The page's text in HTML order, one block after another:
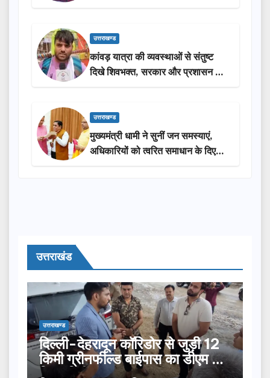
लोगों की भागीदारी…
उत्तराखण्ड
कांवड़ यात्रा की व्यवस्थाओं से संतुष्ट
दिखे शिवभक्त, सरकार और प्रशासन की
सराहना…
उत्तराखण्ड
मुख्यमंत्री धामी ने सुनीं जन समस्याएं,
अधिकारियों को त्वरित समाधान के दिए
निर्देश
उत्तराखंड
उत्तराखण्ड
दिल्ली-देहरादून कॉरिडोर से जुड़ी 12
किमी ग्रीनफील्ड बाईपास का डीएम ने
किया निरीक्षण…